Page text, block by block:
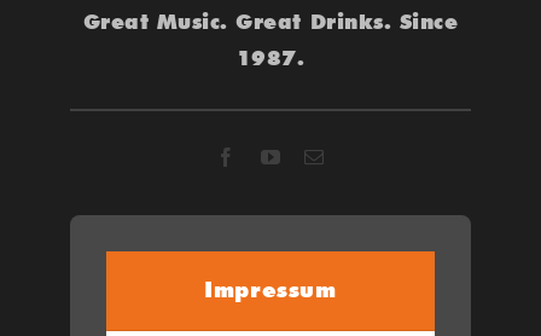
Great Music. Great Drinks. Since
1987.
Impressum